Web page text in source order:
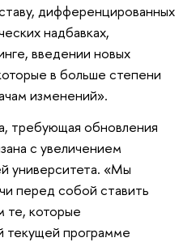
дифференцированных
надбавках,
введении новых
в больше степени
изменений».
требующая обновления
с увеличением
университета. «Мы
перед собой ставить
те, которые
текущей программе